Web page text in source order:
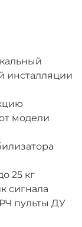
инсталляции
модели
25 кг
сигнала
пульты ДУ